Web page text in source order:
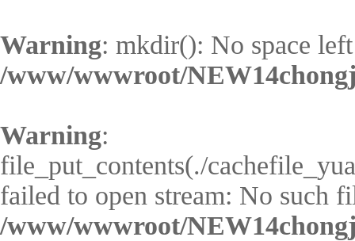
Warning: mkdir(): No space
/www/wwwroot/
Warning:
file_put_contents(./
failed to open stream: No such
/www/wwwroot/